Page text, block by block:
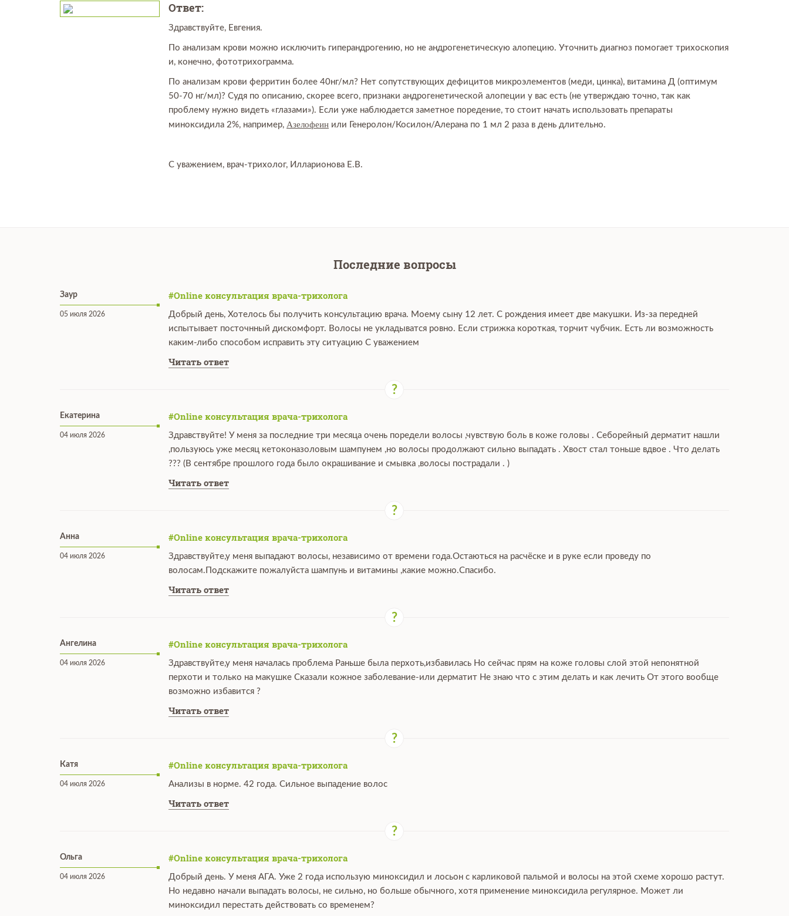
Ответ:
Здравствуйте, Евгения.
По анализам крови можно исключить гиперандрогению, но не андрогенетическую алопецию. Уточнить диагноз помогает трихоскопия
и, конечно, фототрихограмма.
По анализам крови ферритин более 40нг/мл? Нет сопутствующих дефицитов микроэлементов (меди, цинка), витамина Д (оптимум
50-70 нг/мл)? Судя по описанию, скорее всего, признаки андрогенетической алопеции у вас есть (не утверждаю точно, так как
проблему нужно видеть «глазами»). Если уже наблюдается заметное поредение, то стоит начать использовать препараты
миноксидила 2%, например, Азелофеин или Генеролон/Косилон/Алерана по 1 мл 2 раза в день длительно.
С уважением, врач-трихолог, Илларионова Е.В.
Последние вопросы
Заур
05 июля 2026
#Online консультация врача-трихолога
Добрый день, Хотелось бы получить консультацию врача. Моему сыну 12 лет. С рождения имеет две макушки. Из-за передней
испытывает посточнный дискомфорт. Волосы не укладыватся ровно. Если стрижка короткая, торчит чубчик. Есть ли возможность
каким-либо способом исправить эту ситуацию С уважением
Читать ответ
Екатерина
04 июля 2026
#Online консультация врача-трихолога
Здравствуйте! У меня за последние три месяца очень поредели волосы ,чувствую боль в коже головы . Себорейный дерматит нашли
,пользуюсь уже месяц кетоконазоловым шампунем ,но волосы продолжают сильно выпадать . Хвост стал тоньше вдвое . Что делать
??? (В сентябре прошлого года было окрашивание и смывка ,волосы пострадали . )
Читать ответ
Анна
04 июля 2026
#Online консультация врача-трихолога
Здравствуйте,у меня выпадают волосы, независимо от времени года.Остаються на расчёске и в руке если проведу по
волосам.Подскажите пожалуйста шампунь и витамины ,какие можно.Спасибо.
Читать ответ
Ангелина
04 июля 2026
#Online консультация врача-трихолога
Здравствуйте,у меня началась проблема Раньше была перхоть,избавилась Но сейчас прям на коже головы слой этой непонятной
перхоти и только на макушке Сказали кожное заболевание-или дерматит Не знаю что с этим делать и как лечить От этого вообще
возможно избавится ?
Читать ответ
Катя
04 июля 2026
#Online консультация врача-трихолога
Анализы в норме. 42 года. Сильное выпадение волос
Читать ответ
Ольга
04 июля 2026
#Online консультация врача-трихолога
Добрый день. У меня АГА. Уже 2 года использую миноксидил и лосьон с карликовой пальмой и волосы на этой схеме хорошо растут.
Но недавно начали выпадать волосы, не сильно, но больше обычного, хотя применение миноксидила регулярное. Может ли
миноксидил перестать действовать со временем?